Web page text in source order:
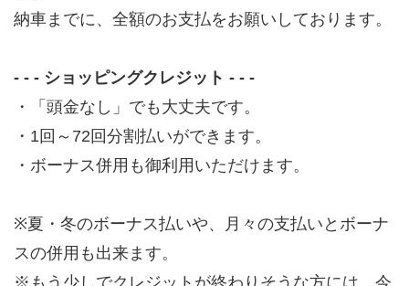
納車までに、全額のお支払をお願いしております。
- - - ショッピングクレジット - - -
・「頭金なし」でも大丈夫です。
・1回～72回分割払いができます。
・ボーナス併用も御利用いただけます。
※夏・冬のボーナス払いや、月々の支払いとボーナ
スの併用も出来ます。
※もう少しでクレジットが終わりそうな方には、今